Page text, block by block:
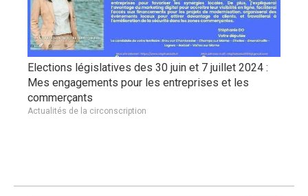
Elections législatives des 30 juin et 7 juillet 2024 :
Mes engagements pour les entreprises et les
commerçants
Actualités de la circonscription